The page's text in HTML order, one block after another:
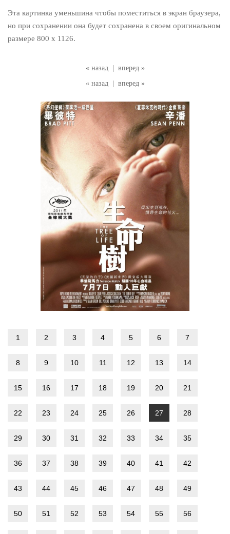
« назад
вперед »
« назад
вперед »
Эта картинка уменьшина чтобы поместиться в экран браузера,
но при сохранении она будет сохранена в своем оригинальном
размере 800 x 1126.
1 2 3 4 5 6 7
8 9 10 11 12 13 14
15 16 17 18 19 20 21
22 23 24 25 26 27 28
29 30 31 32 33 34 35
36 37 38 39 40 41 42
43 44 45 46 47 48 49
50 51 52 53 54 55 56